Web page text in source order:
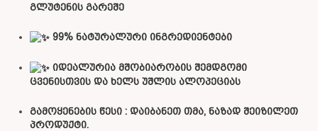
გლუტენის გარეშე
99% ნატურალური ინგრედიენტები
იდეალურია მშობიარობის შემდგომი
ცვენისთვის და ხელს უშლის ალოპეციას
გამოყენების წესი : დაიბანეთ თმა, ნაზად შეიზილეთ
პროდუქტი.